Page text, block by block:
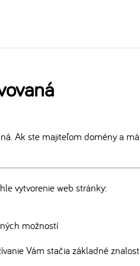
Ak ste majiteľom domény a
vytvorenie web stránky:
možností
Vám stačia základné